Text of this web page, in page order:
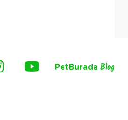
PetBurada Blog